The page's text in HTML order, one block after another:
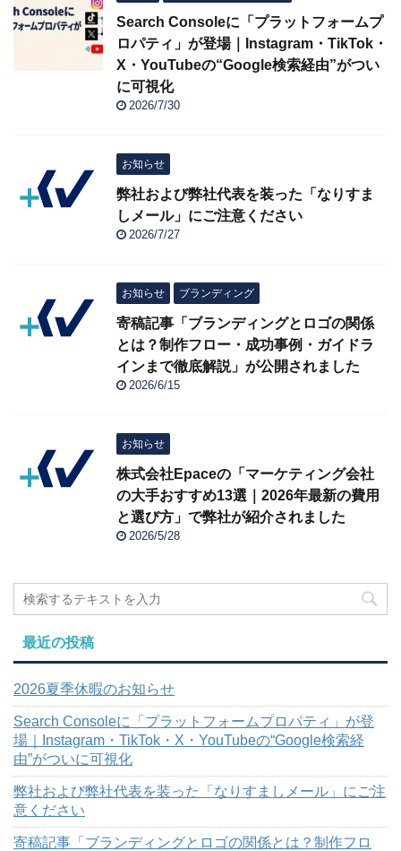
Search Consoleに「プラットフォームプ
ロパティ」が登場｜Instagram・TikTok・
X・YouTubeの“Google検索経由”がつい
に可視化
2026/7/30
お知らせ
弊社および弊社代表を装った「なりすま
しメール」にご注意ください
2026/7/27
お知らせ ブランディング
寄稿記事「ブランディングとロゴの関係
とは？制作フロー・成功事例・ガイドラ
インまで徹底解説」が公開されました
2026/6/15
お知らせ
株式会社Epaceの「マーケティング会社
の大手おすすめ13選｜2026年最新の費用
と選び方」で弊社が紹介されました
2026/5/28
最近の投稿
2026夏季休暇のお知らせ
Search Consoleに「プラットフォームプロパティ」が登
場｜Instagram・TikTok・X・YouTubeの“Google検索経
由”がついに可視化
弊社および弊社代表を装った「なりすましメール」にご注
意ください
寄稿記事「ブランディングとロゴの関係とは？制作フロ